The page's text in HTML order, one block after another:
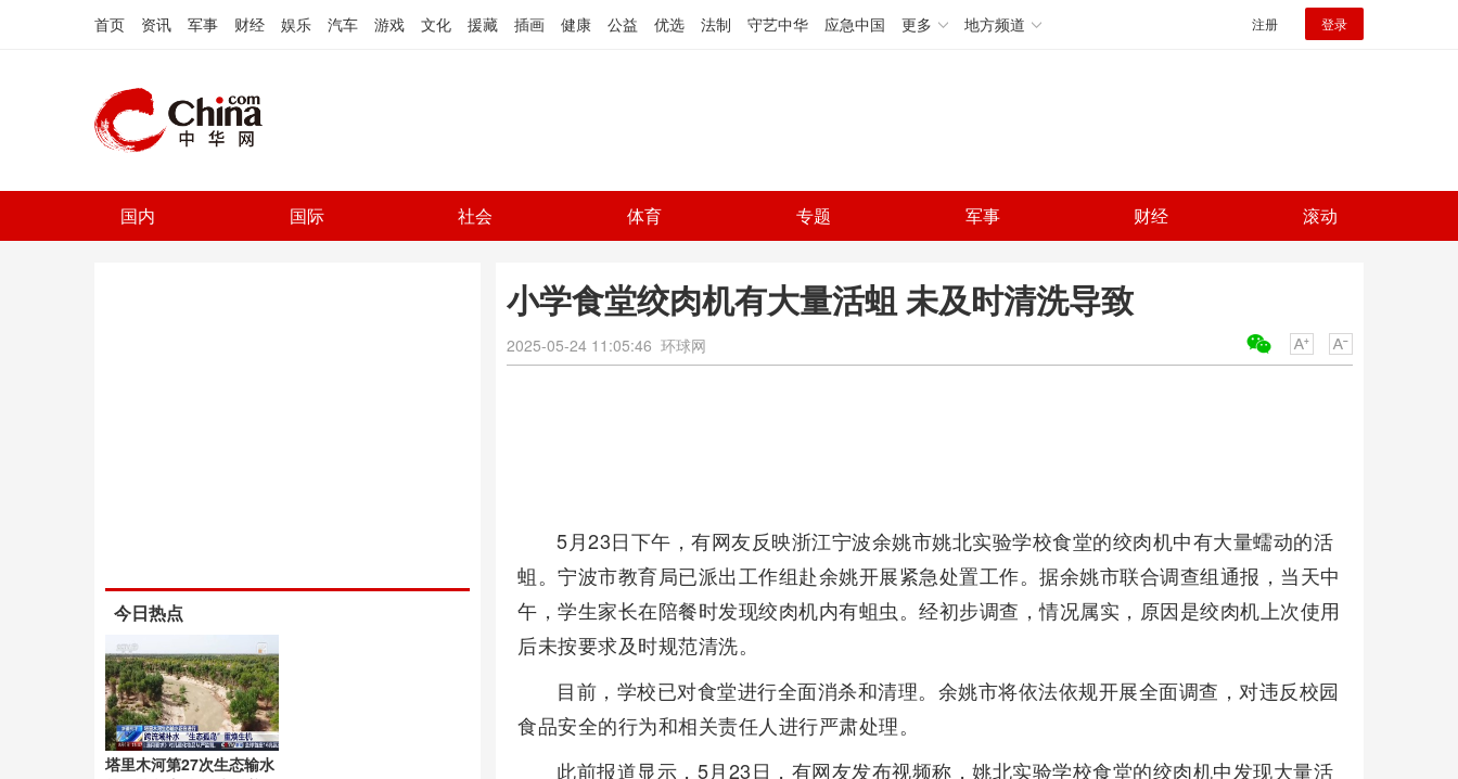
首页 资讯 军事 财经 娱乐 汽车 游戏 文化 援藏 插画 健康 公益 优选 法制 守艺中华 应急中国 更多 地方频道 注册 登录
国内 国际 社会 体育 专题 军事 财经 滚动
小学食堂绞肉机有大量活蛆 未及时清洗导致
2025-05-24 11:05:46 环球网
5月23日下午，有网友反映浙江宁波余姚市姚北实验学校食堂的绞肉机中有大量蠕动的活
蛆。宁波市教育局已派出工作组赴余姚开展紧急处置工作。据余姚市联合调查组通报，当天中
午，学生家长在陪餐时发现绞肉机内有蛆虫。经初步调查，情况属实，原因是绞肉机上次使用
后未按要求及时规范清洗。
目前，学校已对食堂进行全面消杀和清理。余姚市将依法依规开展全面调查，对违反校园
食品安全的行为和相关责任人进行严肃处理。
此前报道显示，5月23日，有网友发布视频称，姚北实验学校食堂的绞肉机中发现大量活
今日热点
塔里木河第27次生态输水